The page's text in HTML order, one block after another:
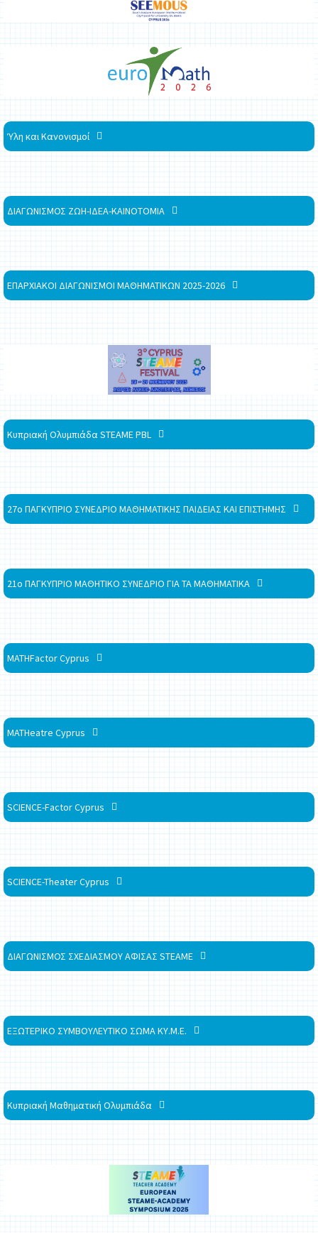
Ύλη και Κανονισμοί
ΔΙΑΓΩΝΙΣΜΟΣ ΖΩΗ-ΙΔΕΑ-ΚΑΙΝΟΤΟΜΙΑ
ΕΠΑΡΧΙΑΚΟΙ ΔΙΑΓΩΝΙΣΜΟΙ ΜΑΘΗΜΑΤΙΚΩΝ 2025-2026
Κυπριακή Ολυμπιάδα STEAME PBL
27ο ΠΑΓΚΥΠΡΙΟ ΣΥΝΕΔΡΙΟ ΜΑΘΗΜΑΤΙΚΗΣ ΠΑΙΔΕΙΑΣ ΚΑΙ ΕΠΙΣΤΗΜΗΣ
21ο ΠΑΓΚΥΠΡΙΟ ΜΑΘΗΤΙΚΟ ΣΥΝΕΔΡΙΟ ΓΙΑ ΤΑ ΜΑΘΗΜΑΤΙΚΑ
MATHFactor Cyprus
MATHeatre Cyprus
SCIENCE-Factor Cyprus
SCIENCE-Theater Cyprus
ΔΙΑΓΩΝΙΣΜΟΣ ΣΧΕΔΙΑΣΜΟΥ ΑΦΙΣΑΣ STEAME
ΕΞΩΤΕΡΙΚΟ ΣΥΜΒΟΥΛΕΥΤΙΚΟ ΣΩΜΑ ΚΥ.Μ.Ε.
Κυπριακή Μαθηματική Ολυμπιάδα